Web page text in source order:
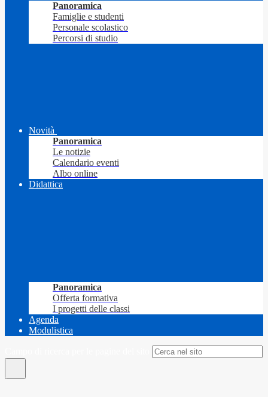
Panoramica
Famiglie e studenti
Personale scolastico
Percorsi di studio
Novità
Panoramica
Le notizie
Calendario eventi
Albo online
Didattica
Panoramica
Offerta formativa
I progetti delle classi
Agenda
Modulistica